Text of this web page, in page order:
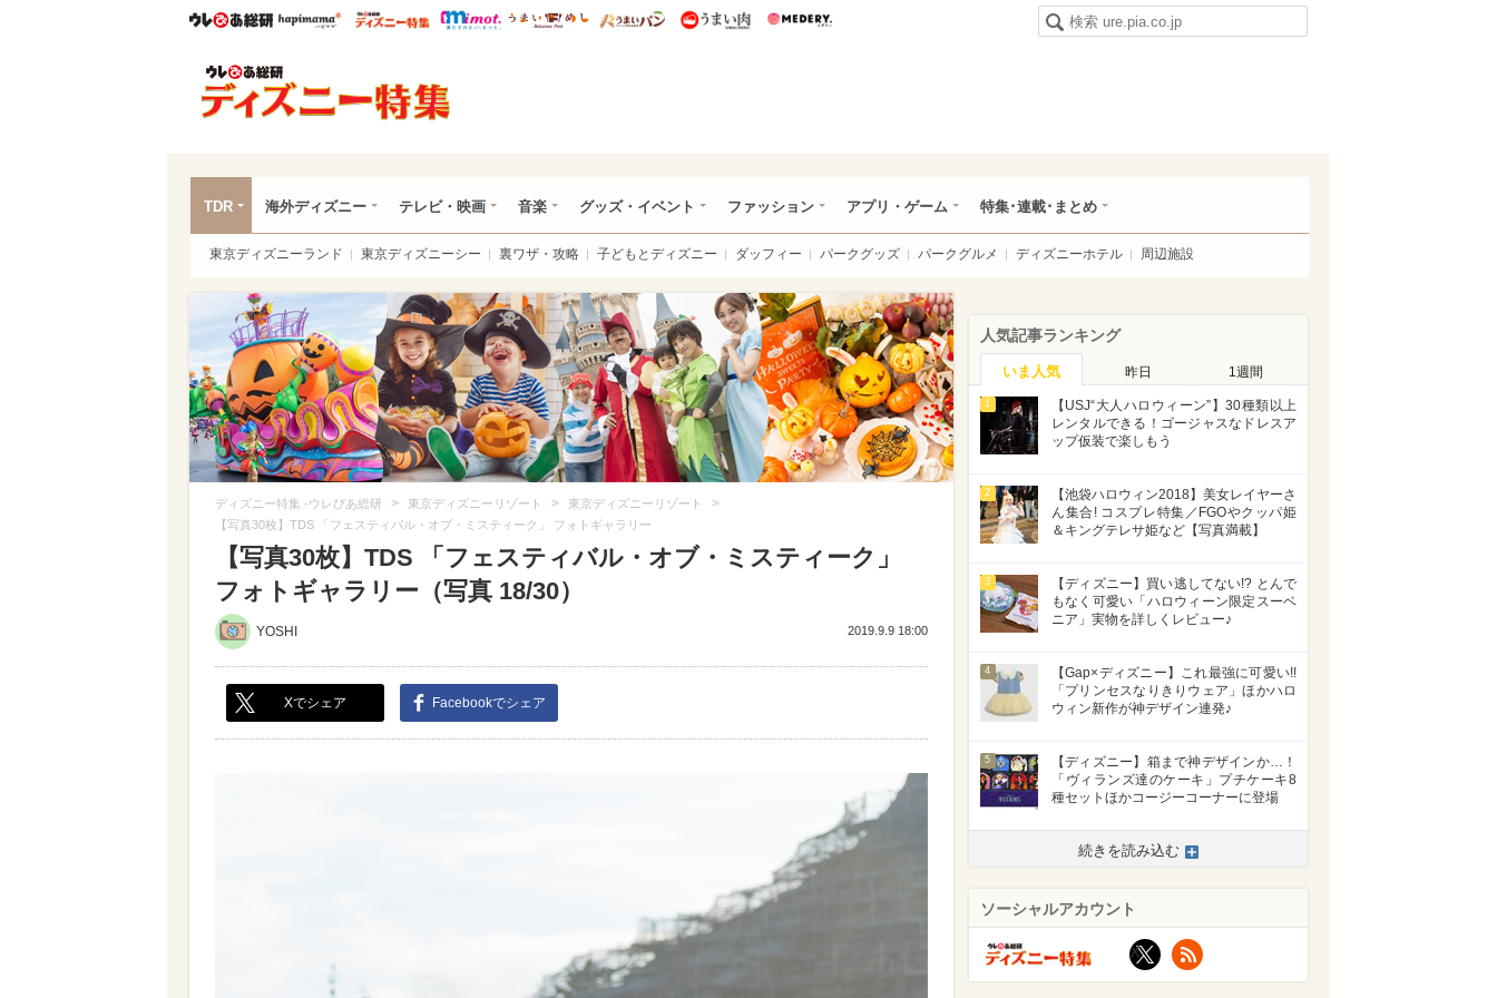
ウレぴあ総研ハピママ* ウレぴあ総研 ディズニー特集
mimot. うまいめし うまいパン うまい肉
TDR 海外ディズニー テレビ・映画 音楽 グッズ・イベント ファッション アプリ・ゲーム 特集･連載･まとめ
東京ディズニーランド 東京ディズニーシー 裏ワザ・攻略 子どもとディズニー ダッフィー パークグッズ パークグルメ ディズニーホテル 周辺施設
ディズニー特集 -ウレぴあ総研 > 東京ディズニーリゾート > 東京ディズニーリゾート >
【写真30枚】TDS 「フェスティバル・オブ・ミスティーク」 フォトギャラリー
【写真30枚】TDS 「フェスティバル・オブ・ミスティーク」
フォトギャラリー（写真 18/30）
YOSHI 2019.9.9 18:00
Xでシェア Facebookでシェア
人気記事ランキング
いま人気 昨日 1週間
1
【USJ“大人ハロウィーン”】30種類以上
レンタルできる！ゴージャスなドレスア
ップ仮装で楽しもう
2
【池袋ハロウィン2018】美女レイヤーさ
ん集合! コスプレ特集／FGOやクッパ姫
＆キングテレサ姫など【写真満載】
3
【ディズニー】買い逃してない!? とんで
もなく可愛い「ハロウィーン限定スーベ
ニア」実物を詳しくレビュー♪
4
【Gap×ディズニー】これ最強に可愛い!!
「プリンセスなりきりウェア」ほかハロ
ウィン新作が神デザイン連発♪
5
【ディズニー】箱まで神デザインか…！
「ヴィランズ達のケーキ」プチケーキ8
種セットほかコージーコーナーに登場
続きを読み込む
ソーシャルアカウント
X